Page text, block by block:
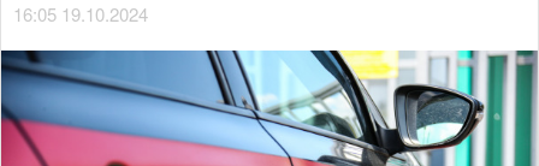
16:05 19.10.2024